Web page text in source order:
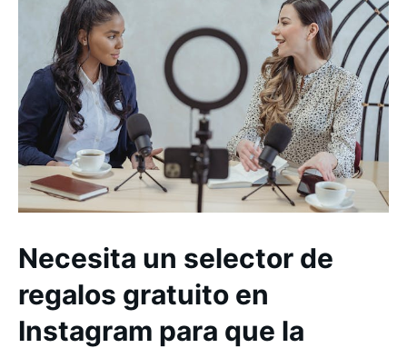
Necesita un selector de
regalos gratuito en
Instagram para que la